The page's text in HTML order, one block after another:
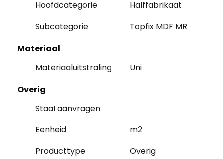
Hoofdcategorie
Halffabrikaat
Subcategorie
Topfix MDF MR
Materiaal
Materiaaluitstraling
Uni
Overig
Staal aanvragen
Eenheid
m2
Producttype
Overig